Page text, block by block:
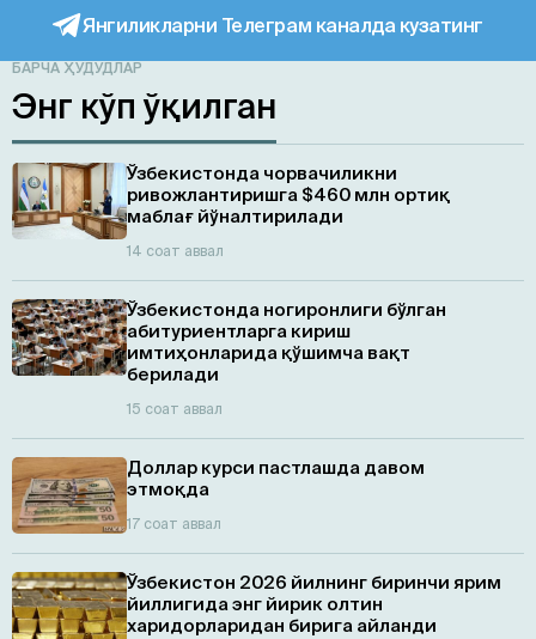
Янгиликларни Телеграм каналда кузатинг
БАРЧА ҲУДУДЛАР
Энг кўп ўқилган
Ўзбекистонда чорвачиликни
ривожлантиришга $460 млн ортиқ
маблағ йўналтирилади
14 соат аввал
Ўзбекистонда ногиронлиги бўлган
абитуриентларга кириш
имтиҳонларида қўшимча вақт
берилади
15 соат аввал
Доллар курси пастлашда давом
этмоқда
17 соат аввал
Ўзбекистон 2026 йилнинг биринчи ярим
йиллигида энг йирик олтин
харидорларидан бирига айланди